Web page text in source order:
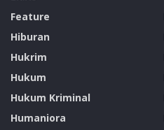
Feature
Hiburan
Hukrim
Hukum
Hukum Kriminal
Humaniora